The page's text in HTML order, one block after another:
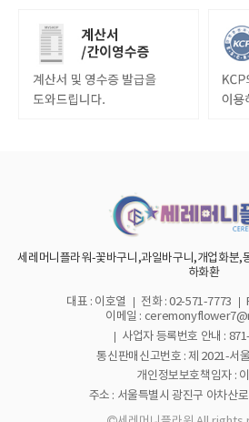
세레머니플라워-꽃바구니,과일바구니,개업화분,
하화환
대표 : 이호열 전화 : 02-571-7773
이메일 :
사업자 등록번호 안내 :
통신판매신고번호 : 제 2021-서
개인정보보호책임자 :
주소 : 서울특별시 광진구 아차산